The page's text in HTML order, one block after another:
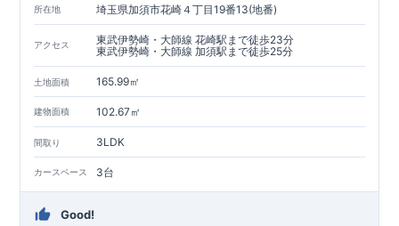
所在地 埼玉県加須市花崎４丁目19番13(地番)
アクセス
東武伊勢崎・大師線 花崎駅まで徒歩23分
東武伊勢崎・大師線 加須駅まで徒歩25分
土地面積 165.99㎡
建物面積 102.67㎡
間取り 3LDK
カースペース 3台
Good!